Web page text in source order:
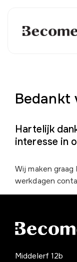
Bedankt
Hartelijk
interesse in
Wij maken
werkdagen
Middelerf 12b